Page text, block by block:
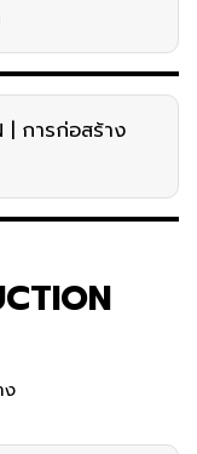
| การก่อสร้าง
ง